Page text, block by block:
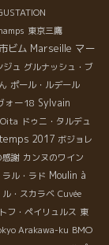
東京三鷹
ビム Marseille マー
ジュ グルナッシュ・ブ
ポール・ルデール
ォー18 Sylvain
ドゥニ・タルデュ
2017 ボジョレ
謝 カンヌのワイン
ル・ラド Moulin à
ル・スカラベ Cuvée
フ・ペイリュルス 東
Arakawa-ku BMO